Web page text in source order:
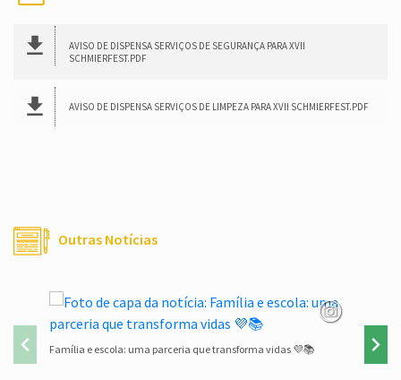
AVISO DE DISPENSA SERVIÇOS DE SEGURANÇA PARA XVII
SCHMIERFEST.PDF
AVISO DE DISPENSA SERVIÇOS DE LIMPEZA PARA XVII SCHMIERFEST.PDF
Outras Notícias
Família e escola: uma parceria que transforma vidas 💜📚 Lista